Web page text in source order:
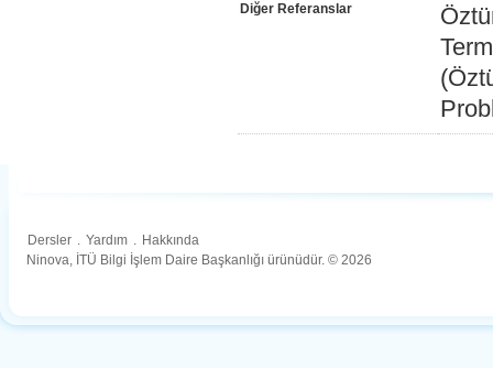
Diğer Referanslar
Dersler . Yardım . Hakkında
Ninova, İTÜ Bilgi İşlem Daire Başkanlığı ürünüdür. © 2026